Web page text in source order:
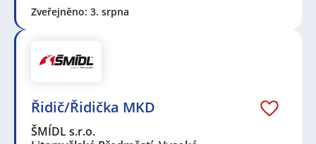
Zveřejněno: 3. srpna
Řidič/Řidička MKD
ŠMÍDL s.r.o.